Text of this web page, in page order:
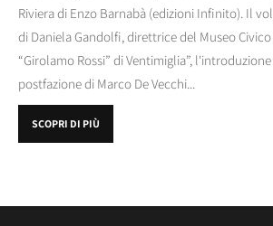
Riviera di Enzo Barnabà (edizioni Infinito). Il
di Daniela Gandolfi, direttrice del Museo
“Girolamo Rossi” di Ventimiglia”,
postfazione di Marco De Vecchi...
SCOPRI DI PIÙ